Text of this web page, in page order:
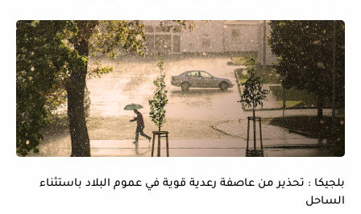
بلجيكا : تحذير من عاصفة رعدية قوية في عموم البلاد باستثناء
الساحل